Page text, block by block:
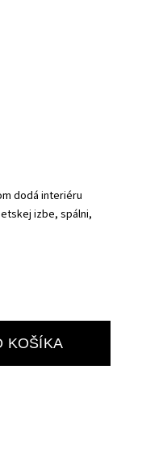
dodá interiéru
izbe, spálni,
KOŠÍKA